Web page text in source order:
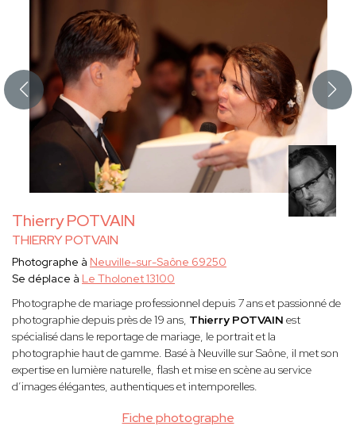
Thierry POTVAIN
THIERRY POTVAIN
Fiche photographe
Photographe à Neuville-sur-Saône 69250
Se déplace à Le Tholonet 13100
Photographe de mariage professionnel depuis 7 ans et passionné de
photographie depuis près de 19 ans, Thierry POTVAIN est
spécialisé dans le reportage de mariage, le portrait et la
photographie haut de gamme. Basé à Neuville sur Saône, il met son
expertise en lumière naturelle, flash et mise en scène au service
d’images élégantes, authentiques et intemporelles.